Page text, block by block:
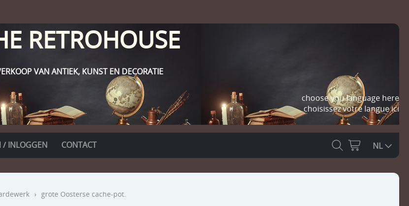
RETROHOUSE
VAN ANTIEK, KUNST EN DECORATIE
choose you language here
choisissez votre langue ici
/ INLOGGEN CONTACT NL
› grote Oosterse cache-pot.